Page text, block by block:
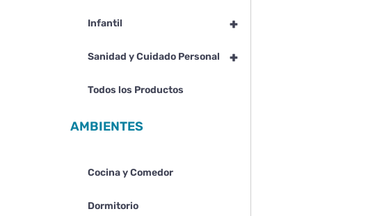
+
Infantil
+
Sanidad y Cuidado Personal
Todos los Productos
AMBIENTES
Cocina y Comedor
Dormitorio